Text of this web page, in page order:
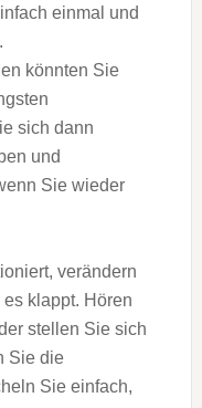
einmal und
könnten Sie
sich dann
und
Sie wieder
verändern
klappt. Hören
stellen Sie sich
Sie die
Sie einfach,